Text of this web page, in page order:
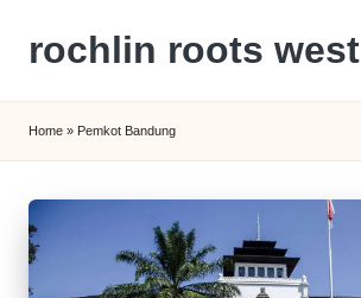
content
rochlin roots west
dan
Kesehatan
Modern
Home » Pemkot Bandung